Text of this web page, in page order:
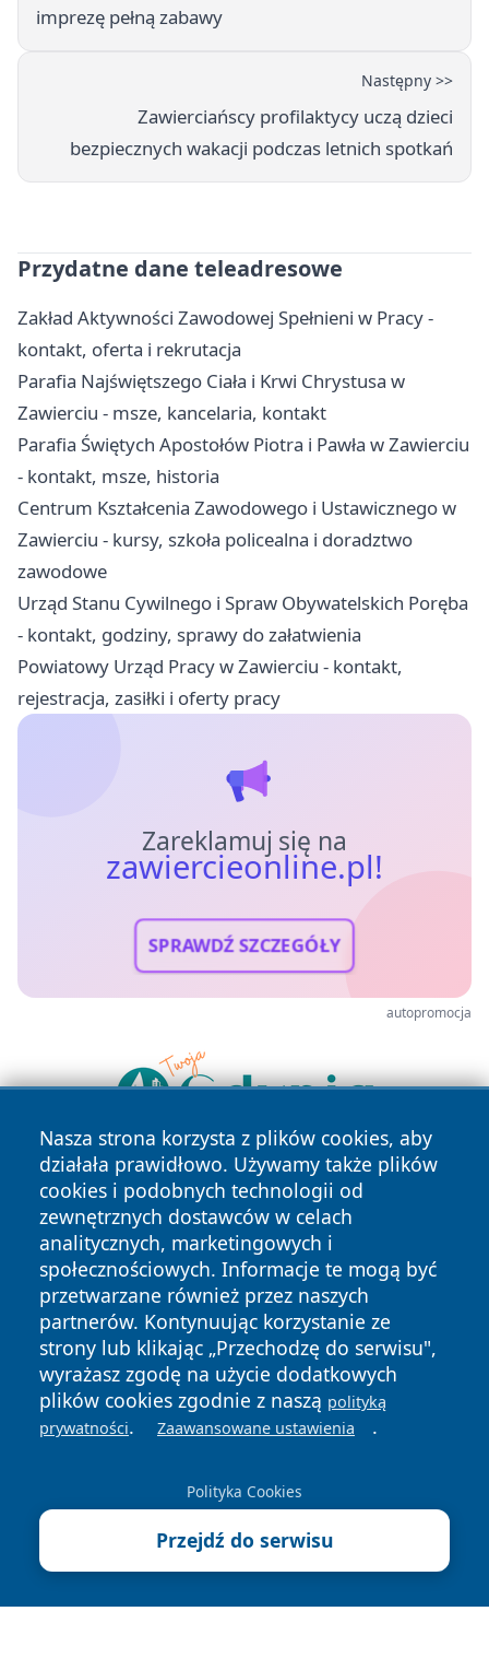
imprezę pełną zabawy
Następny >>
Zawierciańscy profilaktycy uczą dzieci
bezpiecznych wakacji podczas letnich spotkań
Przydatne dane teleadresowe
Zakład Aktywności Zawodowej Spełnieni w Pracy -
kontakt, oferta i rekrutacja
Parafia Najświętszego Ciała i Krwi Chrystusa w
Zawierciu - msze, kancelaria, kontakt
Parafia Świętych Apostołów Piotra i Pawła w Zawierciu
- kontakt, msze, historia
Centrum Kształcenia Zawodowego i Ustawicznego w
Zawierciu - kursy, szkoła policealna i doradztwo
zawodowe
Urząd Stanu Cywilnego i Spraw Obywatelskich Poręba
- kontakt, godziny, sprawy do załatwienia
Powiatowy Urząd Pracy w Zawierciu - kontakt,
rejestracja, zasiłki i oferty pracy
Zareklamuj się na
zawiercieonline.pl!
SPRAWDŹ SZCZEGÓŁY
autopromocja
Nasza strona korzysta z plików cookies, aby
działała prawidłowo. Używamy także plików
cookies i podobnych technologii od
zewnętrznych dostawców w celach
analitycznych, marketingowych i
społecznościowych. Informacje te mogą być
przetwarzane również przez naszych
partnerów. Kontynuując korzystanie ze
strony lub klikając „Przechodzę do serwisu",
wyrażasz zgodę na użycie dodatkowych
plików cookies zgodnie z naszą polityką
prywatności. Zaawansowane ustawienia .
Polityka Cookies
Przejdź do serwisu
Copyright © 2026 zawiercieonline.pl Wszystkie prawa
zastrzeżone.
News Autorzy
Polityka
Prywatności
Polityka
Cookies